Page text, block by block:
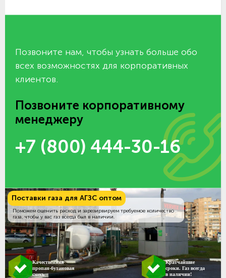
Позвоните нам, чтобы узнать больше обо
всех возможностях для корпоративных
клиентов.
Позвоните корпоративному
менеджеру
+7 (800) 444-30-16
Поставки газа для АГЗС оптом
Поможем оценить расход и зарезирвируем требуемое количество
газа, чтобы у вас газ всегда был в наличии.
Качественная
пропан-бутановая
смесь
Кратчайшие
сроки. Газ всегда
в наличии!